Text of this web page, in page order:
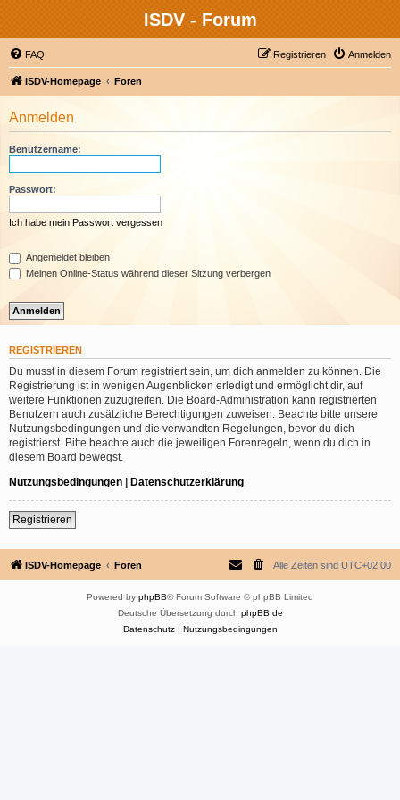
ISDV - Forum
FAQ Anmelden
Registrieren
ISDV-Homepage Foren
Anmelden
Benutzername:
Passwort:
Ich habe mein Passwort vergessen
Angemeldet bleiben
Meinen Online-Status während dieser Sitzung verbergen
REGISTRIEREN
Du musst in diesem Forum registriert sein, um dich anmelden zu können. Die
Registrierung ist in wenigen Augenblicken erledigt und ermöglicht dir, auf
weitere Funktionen zuzugreifen. Die Board-Administration kann registrierten
Benutzern auch zusätzliche Berechtigungen zuweisen. Beachte bitte unsere
Nutzungsbedingungen und die verwandten Regelungen, bevor du dich
registrierst. Bitte beachte auch die jeweiligen Forenregeln, wenn du dich in
diesem Board bewegst.
Nutzungsbedingungen | Datenschutzerklärung
Registrieren
ISDV-Homepage Foren Alle Zeiten sind UTC+02:00
Powered by phpBB® Forum Software © phpBB Limited
Deutsche Übersetzung durch phpBB.de
Datenschutz| Nutzungsbedingungen